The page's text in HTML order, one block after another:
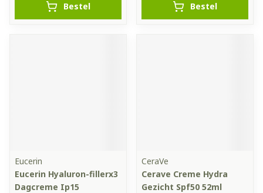
Bestel Bestel
Eucerin
Eucerin Hyaluron-fillerx3
Dagcreme Ip15
CeraVe
Cerave Creme Hydra
Gezicht Spf50 52ml